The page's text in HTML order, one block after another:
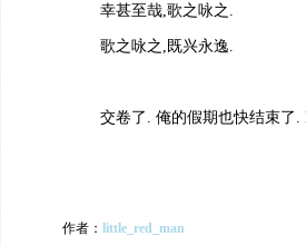
幸甚至哉,歌之咏之.
歌之咏之,既兴永逸.
交卷了. 俺的假期也快结束了.
作者： little_red_man